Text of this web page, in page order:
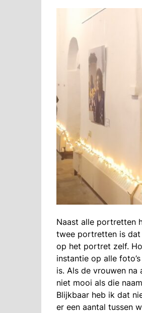
Naast alle portretten
twee portretten is dat
op het portret zelf.
instantie op alle
is. Als de vrouwen
niet mooi als die
Blijkbaar heb ik dat
er een aantal tussen